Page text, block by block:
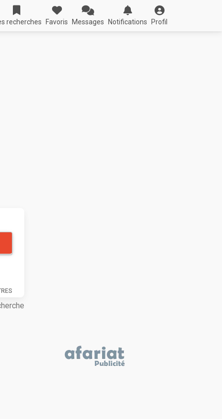
recherches Favoris Messages Notifications Profil